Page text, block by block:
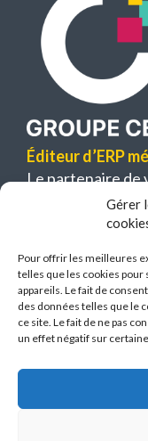
Gérer
Pour offrir les meilleures
telles que les cookies
appareils. Le fait de
des données telles que le
ce site. Le fait de ne pas
un effet négatif sur
Éditeur d’ERP
Le partenaire
63 bis, boulevard